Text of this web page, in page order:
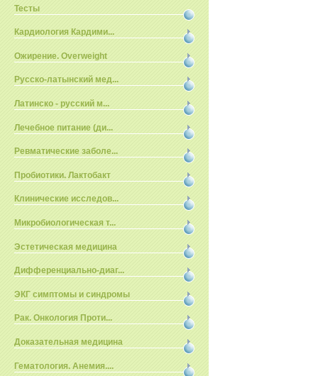
Тесты
Кардиология Кардими...
Ожирение. Overweight
Русско-латынский мед...
Латинско - русский м...
Лечебное питание (ди...
Ревматические заболе...
Пробиотики. Лактобакт
Клинические исследов...
Микробиологическая т...
Эстетическая медицина
Дифференциально-диаг...
ЭКГ симптомы и синдромы
Рак. Онкология Проти...
Доказательная медицина
Гематология. Анемия....